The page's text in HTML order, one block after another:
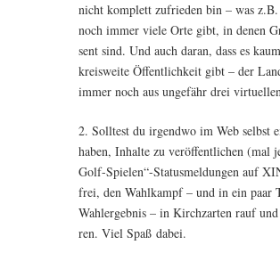
nicht kom­plett zufrie­den bin – was z.B.
noch immer vie­le Orte gibt, in denen
sent sind. Und auch dar­an, dass es
kreis­wei­te Öffent­lich­keit gibt – der
immer noch aus unge­fähr drei
2. Soll­test du irgend­wo im Web selbst
haben, Inhal­te zu ver­öf­fent­li­chen (mal
Golf-Spielen“-Statusmeldungen auf
frei, den Wahl­kampf – und in ein paar
Wahl­er­geb­nis – in Kirch­zar­ten rauf
ren. Viel Spaß dabei.